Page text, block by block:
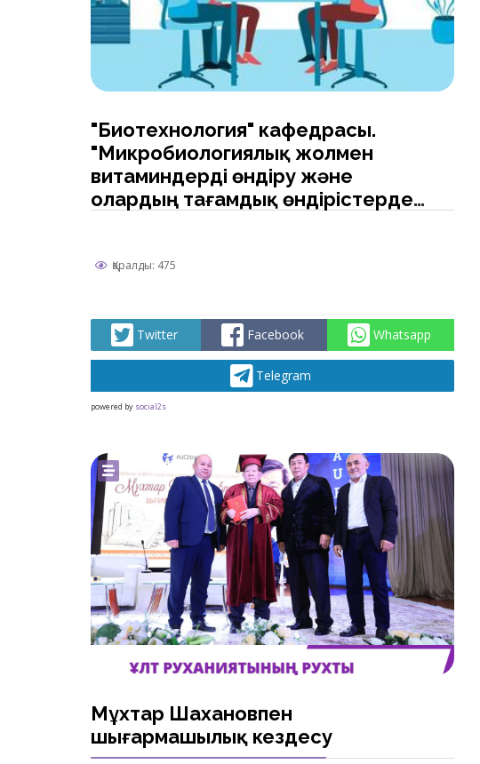
"Биотехнология" кафедрасы.
"Микробиологиялық жолмен
витаминдерді өндіру және
олардың тағамдық өндірістерде
Қаралды: 475
Twitter Facebook Whatsapp
Telegram
powered by social2s
Мұхтар Шахановпен
шығармашылық кездесу